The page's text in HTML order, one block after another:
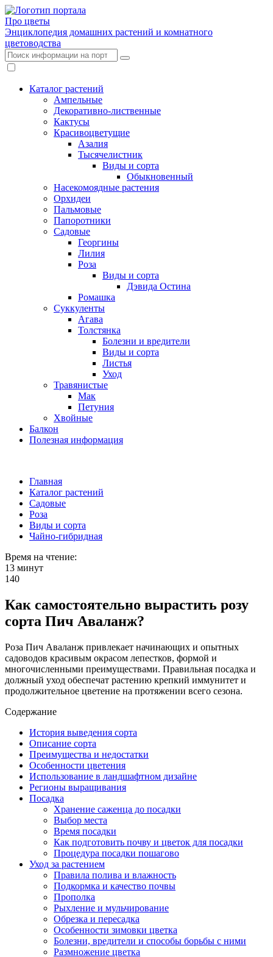
Про цветы
Энциклопедия домашних растений и комнатного
цветоводства
Каталог растений
Ампельные
Декоративно-лиственные
Кактусы
Красивоцветущие
Азалия
Тысячелистник
Виды и сорта
Обыкновенный
Насекомоядные растения
Орхидеи
Пальмовые
Папоротники
Садовые
Георгины
Лилия
Роза
Виды и сорта
Дэвида Остина
Ромашка
Суккуленты
Агава
Толстянка
Болезни и вредители
Виды и сорта
Листья
Уход
Травянистые
Мак
Петуния
Хвойные
Балкон
Полезная информация
Главная
Каталог растений
Садовые
Роза
Виды и сорта
Чайно-гибридная
Время на чтение:
13 минут
140
Как самостоятельно вырастить розу
сорта Пич Аваланж?
Роза Пич Аваланж привлекает начинающих и опытных
садоводов красивым окрасом лепестков, формой и
многочисленными преимуществами. Правильная посадка и
должный уход обеспечат растению крепкий иммунитет и
продолжительное цветение на протяжении всего сезона.
Содержание
История выведения сорта
Описание сорта
Преимущества и недостатки
Особенности цветения
Использование в ландшафтном дизайне
Регионы выращивания
Посадка
Хранение саженца до посадки
Выбор места
Время посадки
Как подготовить почву и цветок для посадки
Процедура посадки пошагово
Уход за растением
Правила полива и влажность
Подкормка и качество почвы
Прополка
Рыхление и мульчирование
Обрезка и пересадка
Особенности зимовки цветка
Болезни, вредители и способы борьбы с ними
Размножение цветка